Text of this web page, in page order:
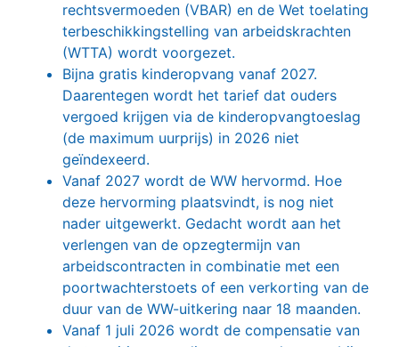
rechtsvermoeden (VBAR) en de Wet toelating
terbeschikkingstelling van arbeidskrachten
(WTTA) wordt voorgezet.
Bijna gratis kinderopvang vanaf 2027.
Daarentegen wordt het tarief dat ouders
vergoed krijgen via de kinderopvangtoeslag
(de maximum uurprijs) in 2026 niet
geïndexeerd.
Vanaf 2027 wordt de WW hervormd. Hoe
deze hervorming plaatsvindt, is nog niet
nader uitgewerkt. Gedacht wordt aan het
verlengen van de opzegtermijn van
arbeidscontracten in combinatie met een
poortwachterstoets of een verkorting van de
duur van de WW-uitkering naar 18 maanden.
Vanaf 1 juli 2026 wordt de compensatie van